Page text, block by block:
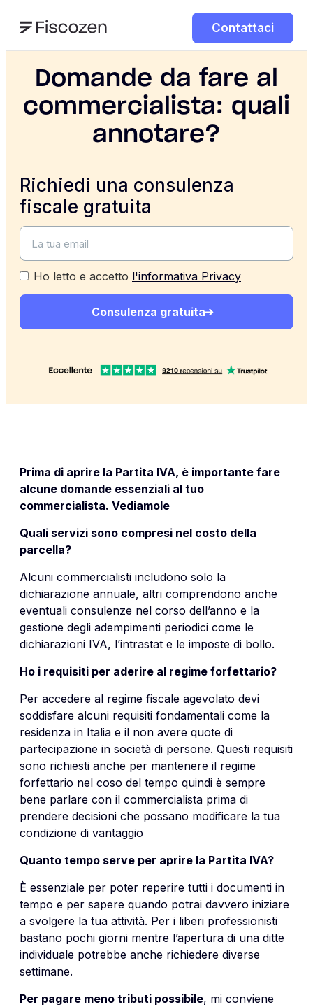
Contattaci
Domande da fare al
commercialista: quali
annotare?
Richiedi una consulenza
fiscale gratuita
Ho letto e accetto l'informativa Privacy
Consulenza gratuita
Prima di aprire la Partita IVA, è importante fare
alcune domande essenziali al tuo
commercialista. Vediamole
Quali servizi sono compresi nel costo della
parcella?
Alcuni commercialisti includono solo la
dichiarazione annuale, altri comprendono anche
eventuali consulenze nel corso dell’anno e la
gestione degli adempimenti periodici come le
dichiarazioni IVA, l’intrastat e le imposte di bollo.
Ho i requisiti per aderire al regime forfettario?
Per accedere al regime fiscale agevolato devi
soddisfare alcuni requisiti fondamentali come la
residenza in Italia e il non avere quote di
partecipazione in società di persone. Questi requisiti
sono richiesti anche per mantenere il regime
forfettario nel coso del tempo quindi è sempre
bene parlare con il commercialista prima di
prendere decisioni che possano modificare la tua
condizione di vantaggio
Quanto tempo serve per aprire la Partita IVA?
È essenziale per poter reperire tutti i documenti in
tempo e per sapere quando potrai davvero iniziare
a svolgere la tua attività. Per i liberi professionisti
bastano pochi giorni mentre l’apertura di una ditte
individuale potrebbe anche richiedere diverse
settimane.
Per pagare meno tributi possibile, mi conviene